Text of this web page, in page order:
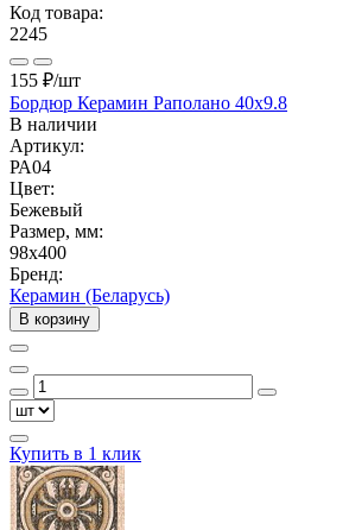
Код товара:
2245
155 ₽/шт
Бордюр Керамин Раполано 40х9.8
В наличии
Артикул:
РА04
Цвет:
Бежевый
Размер, мм:
98x400
Бренд:
Керамин (Беларусь)
В корзину
Купить в 1 клик